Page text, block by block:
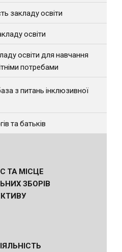
закладу освіти
освіти
освіти для навчання
потребами
з питань інклюзивної
та батьків
ТА МІСЦЕ
ЗБОРІВ